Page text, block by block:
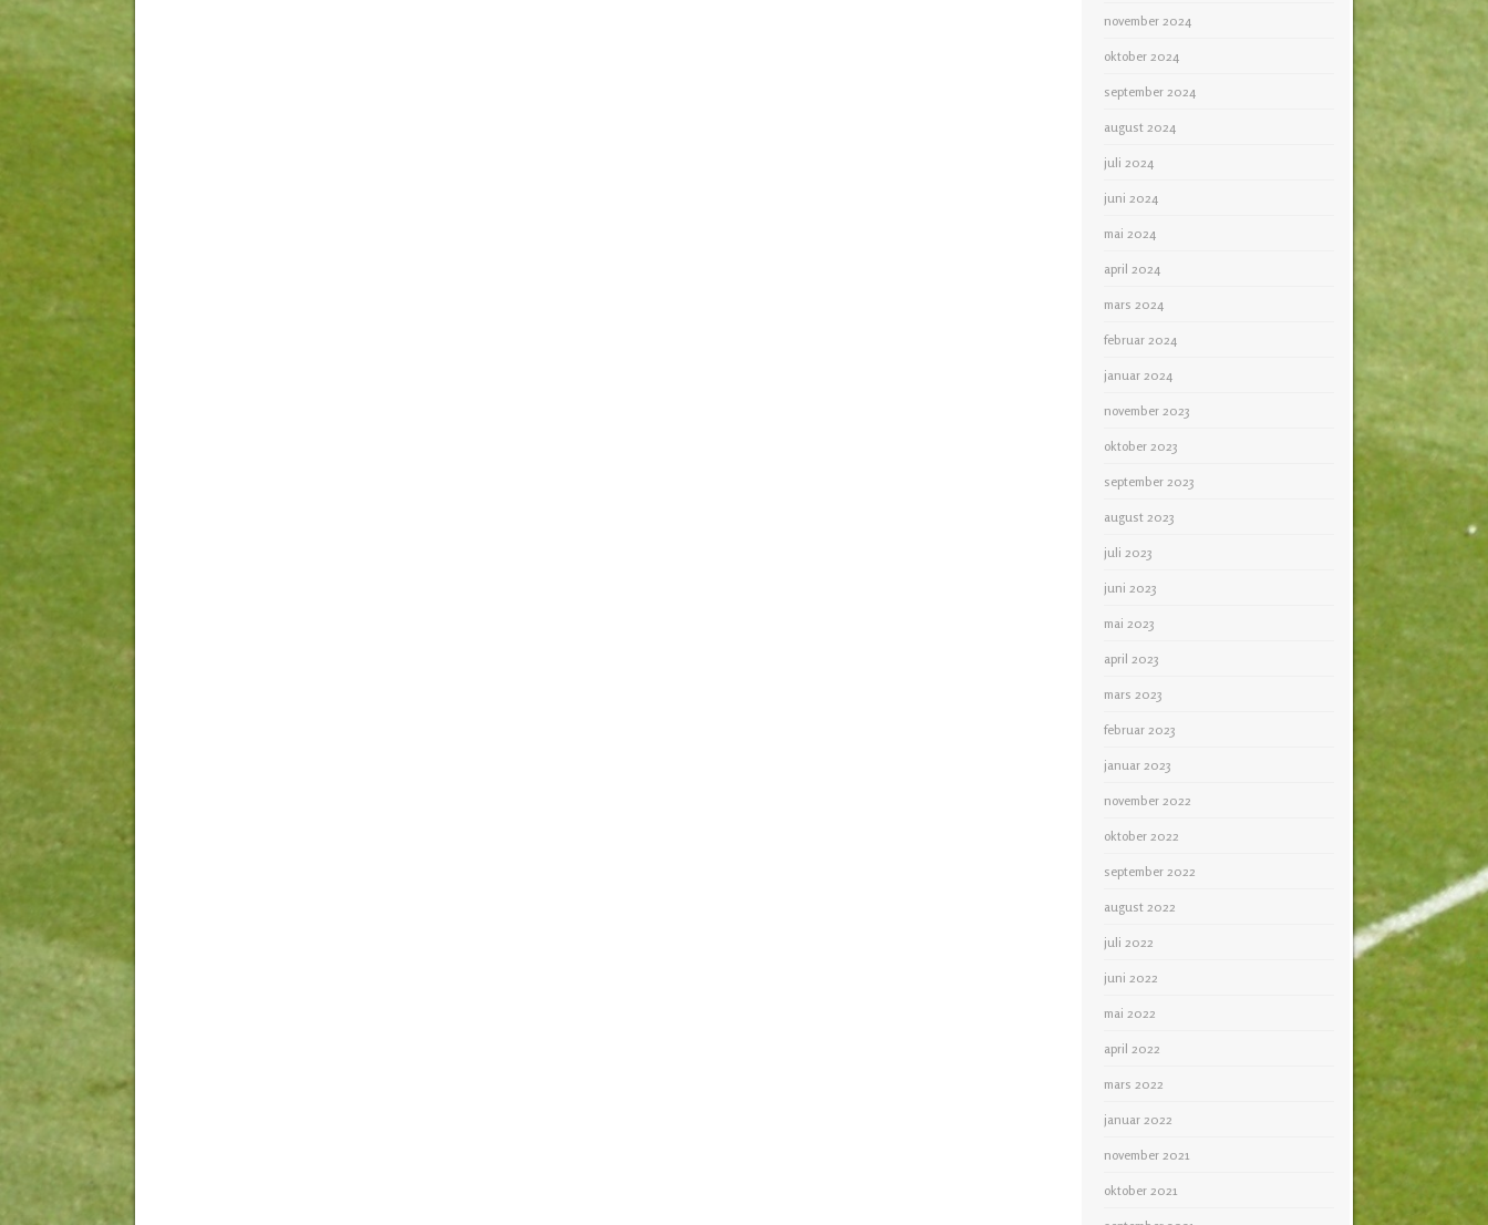
november 2024
oktober 2024
september 2024
august 2024
juli 2024
juni 2024
mai 2024
april 2024
mars 2024
februar 2024
januar 2024
november 2023
oktober 2023
september 2023
august 2023
juli 2023
juni 2023
mai 2023
april 2023
mars 2023
februar 2023
januar 2023
november 2022
oktober 2022
september 2022
august 2022
juli 2022
juni 2022
mai 2022
april 2022
mars 2022
januar 2022
november 2021
oktober 2021